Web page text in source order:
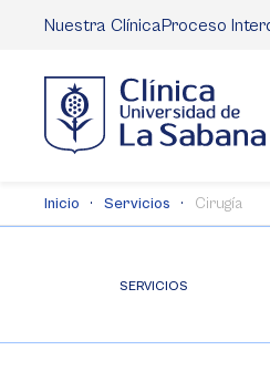
Nuestra ClínicaProceso
Inicio Servicios Cirugía
SERVICIOS